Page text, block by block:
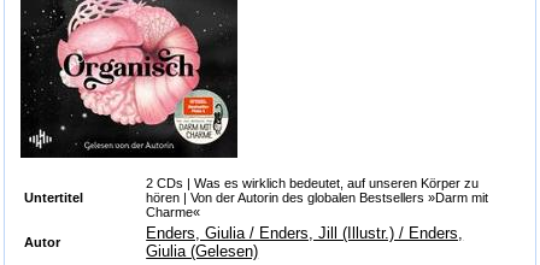
Untertitel
2 CDs | Was es wirklich bedeutet, auf unseren Körper zu
hören | Von der Autorin des globalen Bestsellers »Darm mit
Charme«
Autor
Enders, Giulia / Enders, Jill (Illustr.) / Enders,
Giulia (Gelesen)